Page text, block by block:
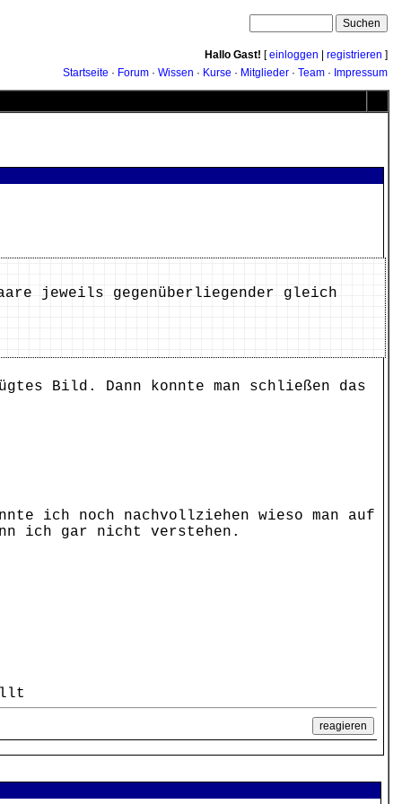
Hallo Gast! [einloggen registrieren ]
Startseite · Forum · Wissen · Kurse · Mitglieder · Team · Impressum
jeweils gegenüberliegender gleich
Bild. Dann konnte man schließen das
ich noch nachvollziehen wieso man auf
ich gar nicht verstehen.